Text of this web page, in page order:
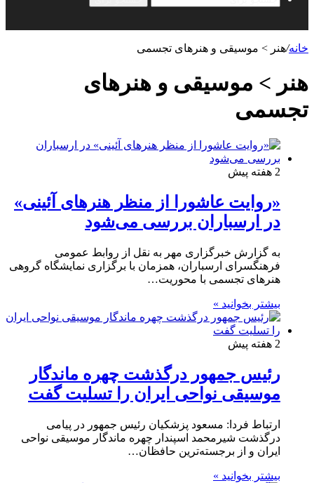
خانه/هنر > موسیقی و هنرهای تجسمی
هنر > موسیقی و هنرهای
تجسمی
2 هفته پیش
«روایت عاشورا از منظر هنرهای آئینی»
در ارسباران بررسی می‌شود
به گزارش خبرگزاری مهر به نقل از روابط عمومی
فرهنگسرای ارسباران، همزمان با برگزاری نمایشگاه گروهی
هنرهای تجسمی با محوریت…
بیشتر بخوانید »
2 هفته پیش
رئیس جمهور درگذشت چهره ماندگار
موسیقی نواحی ایران را تسلیت گفت
ارتباط فردا: مسعود پزشکیان رئیس جمهور در پیامی
درگذشت شیرمحمد اسپندار چهره ماندگار موسیقی نواحی
ایران و از برجسته‌ترین حافظان…
بیشتر بخوانید »